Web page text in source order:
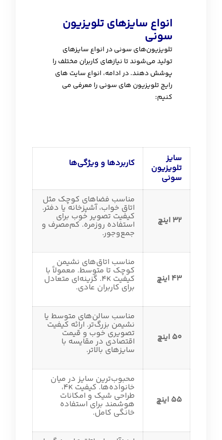
انواع سایزهای تلویزیون
سونی
تلویزیون‌های سونی در انواع سایزهای
تولید می‌شوند تا نیازهای کاربران مختلف را
پوشش دهند. در ادامه، انواع سایت های
رایج تلویزیون های سونی را معرفی می
کنیم:
سایز
تلویزیون
سونی
کاربردها و ویژگی‌ها
32 اینچ
مناسب فضاهای کوچک مثل
اتاق خواب، آشپزخانه یا دفتر.
کیفیت تصویر خوب برای
استفاده روزمره. کم‌مصرف و
جمع‌وجور.
43 اینچ
مناسب اتاق‌های نشیمن
کوچک تا متوسط. معمولاً با
کیفیت 4K. گزینه‌ای متعادل
برای کاربران عادی.
50 اینچ
مناسب سالن‌های متوسط یا
نشیمن بزرگ‌تر. ارائه کیفیت
تصویری خوب و قیمت
اقتصادی در مقایسه با
سایزهای بالاتر.
55 اینچ
محبوب‌ترین سایز در میان
خانواده‌ها. کیفیت 4K،
طراحی شیک و امکانات
هوشمند برای استفاده
خانگی کامل.